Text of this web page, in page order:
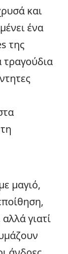
και
ένα
της
τραγούδια
μαγιό,
γιατί